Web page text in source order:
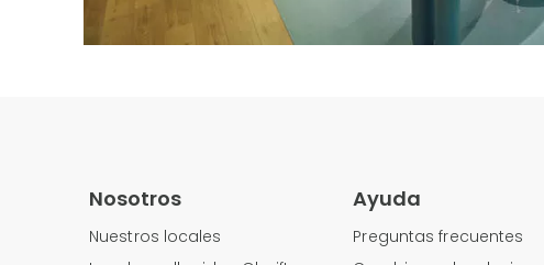
Nosotros
Nuestros locales
Ayuda
Preguntas frecuentes